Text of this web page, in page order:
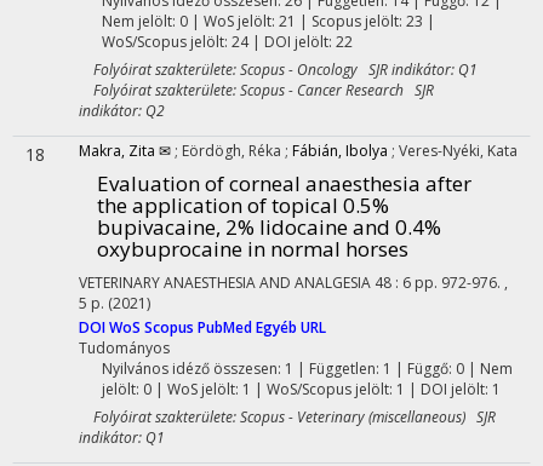
Nem jelölt: 0 | WoS jelölt: 21 | Scopus jelölt: 23 |
WoS/Scopus jelölt: 24 | DOI jelölt: 22
Folyóirat szakterülete: Scopus - Oncology SJR indikátor: Q1
Folyóirat szakterülete: Scopus - Cancer Research SJR
indikátor: Q2
18 Makra, Zita ✉ ; Eördögh, Réka ; Fábián, Ibolya ; Veres-Nyéki, Kata
Evaluation of corneal anaesthesia after
the application of topical 0.5%
bupivacaine, 2% lidocaine and 0.4%
oxybuprocaine in normal horses
VETERINARY ANAESTHESIA AND ANALGESIA 48 : 6 pp. 972-976. ,
5 p. (2021)
DOIWoS Scopus PubMedEgyéb URL
Tudományos
Nyilvános idéző összesen: 1 | Független: 1 | Függő: 0 | Nem
jelölt: 0 | WoS jelölt: 1 | WoS/Scopus jelölt: 1 | DOI jelölt: 1
Folyóirat szakterülete: Scopus - Veterinary (miscellaneous) SJR
indikátor: Q1